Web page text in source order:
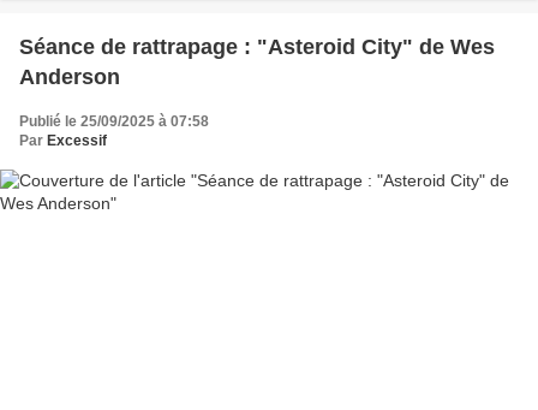
Séance de rattrapage : "Asteroid City" de Wes
Anderson
Publié le 25/09/2025 à 07:58
Par Excessif